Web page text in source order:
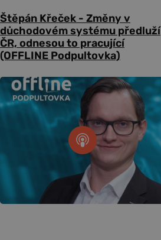
Štěpán Křeček - Změny v
důchodovém systému předluží
ČR, odnesou to pracující
(OFFLINE Podpultovka)